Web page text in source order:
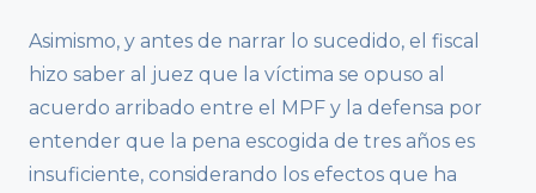
Asimismo, y antes de narrar lo sucedido, el fiscal
hizo saber al juez que la víctima se opuso al
acuerdo arribado entre el MPF y la defensa por
entender que la pena escogida de tres años es
insuficiente, considerando los efectos que ha